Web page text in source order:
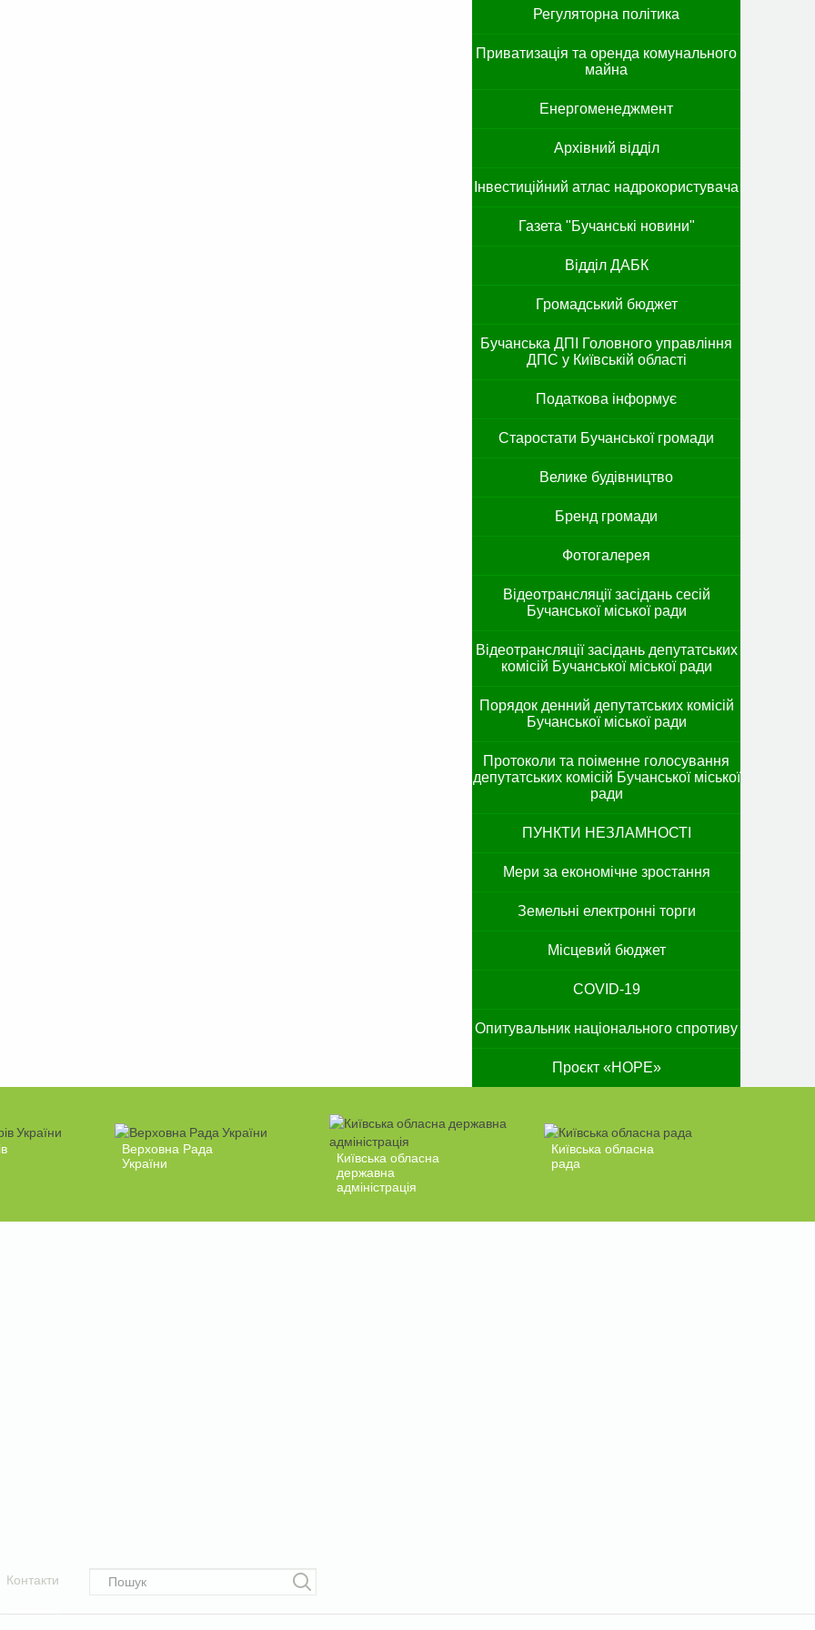
Регуляторна політика
Приватизація та оренда комунального
майна
Енергоменеджмент
Архівний відділ
Інвестиційний атлас надрокористувача
Газета "Бучанські новини"
Відділ ДАБК
Громадський бюджет
Бучанська ДПІ Головного управління
ДПС у Київській області
Податкова інформує
Старостати Бучанської громади
Велике будівництво
Бренд громади
Фотогалерея
Відеотрансляції засідань сесій
Бучанської міської ради
Відеотрансляції засідань депутатських
комісій Бучанської міської ради
Порядок денний депутатських комісій
Бучанської міської ради
Протоколи та поіменне голосування
депутатських комісій Бучанської міської
ради
ПУНКТИ НЕЗЛАМНОСТІ
Мери за економічне зростання
Земельні електронні торги
Місцевий бюджет
COVID-19
Опитувальник національного спротиву
Проєкт «HOPE»
Верховна Рада
України
Київська обласна
державна
адміністрація
Київська обласна
рада
Контакти